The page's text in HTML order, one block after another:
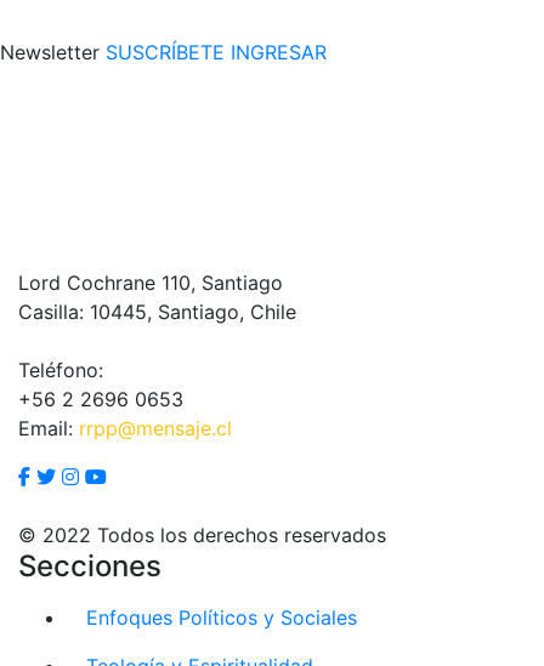
Newsletter SUSCRÍBETE INGRESAR
Lord Cochrane 110, Santiago
Casilla: 10445, Santiago, Chile
Teléfono:
+56 2 2696 0653
Email: rrpp@mensaje.cl
© 2022 Todos los derechos reservados
Secciones
Enfoques Políticos y Sociales